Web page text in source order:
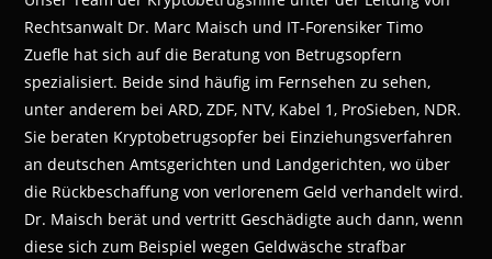
Rechtsanwalt Dr. Marc Maisch und IT-Forensiker Timo
Zuefle hat sich auf die Beratung von Betrugsopfern
spezialisiert. Beide sind häufig im Fernsehen zu sehen,
unter anderem bei ARD, ZDF, NTV, Kabel 1, ProSieben, NDR.
Sie beraten Kryptobetrugsopfer bei Einziehungsverfahren
an deutschen Amtsgerichten und Landgerichten, wo über
die Rückbeschaffung von verlorenem Geld verhandelt wird.
Dr. Maisch berät und vertritt Geschädigte auch dann, wenn
diese sich zum Beispiel wegen Geldwäsche strafbar